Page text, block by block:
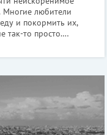
Многие любители
и покормить их,
так-то просто.